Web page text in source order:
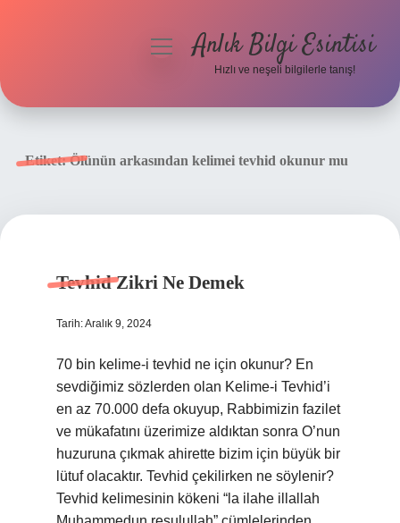
menüyüAnlık Bilgi Esintisi
Hızlı ve neşeli bilgilerle tanış!
Etiket:Ölünün arkasından kelimei tevhid okunur mu
Tevhid Zikri Ne Demek
Tarih: Aralık 9, 2024
70 bin kelime-i tevhid ne için okunur? En
sevdiğimiz sözlerden olan Kelime-i Tevhid’i
en az 70.000 defa okuyup, Rabbimizin fazilet
ve mükafatını üzerimize aldıktan sonra O’nun
huzuruna çıkmak ahirette bizim için büyük bir
lütuf olacaktır. Tevhid çekilirken ne söylenir?
Tevhid kelimesinin kökeni “la ilahe illallah